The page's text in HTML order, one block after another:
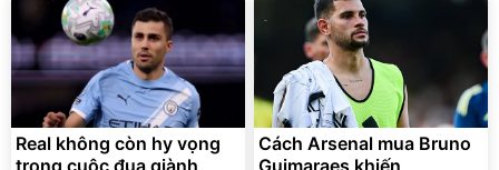
Real không còn hy vọng
trong cuộc đua giành
Cách Arsenal mua Bruno
Guimaraes khiến